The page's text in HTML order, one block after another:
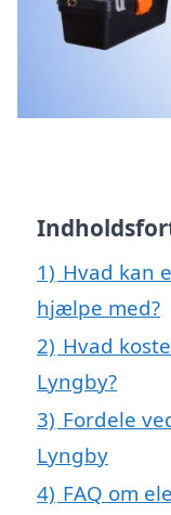
1) Hvad kan
hjælpe med?
2) Hvad
Lyngby?
3) Fordele
Lyngby
4) FAQ om